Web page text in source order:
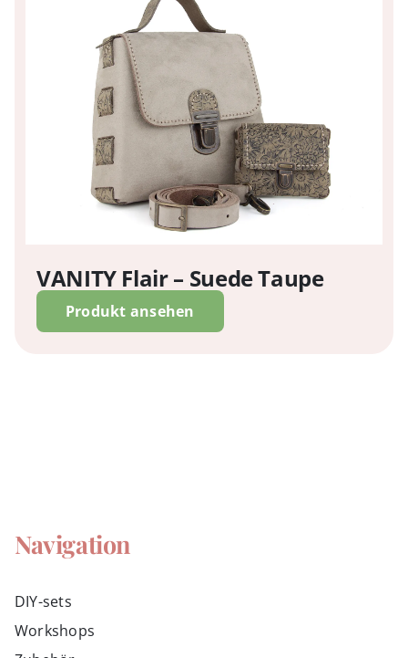
VANITY Flair – Suede Taupe
Produkt ansehen
Navigation
DIY-sets
Workshops